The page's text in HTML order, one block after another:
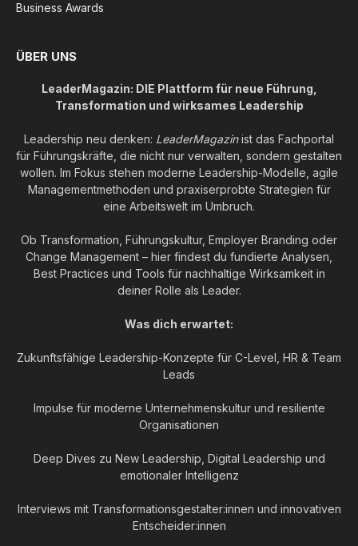
Business Awards
ÜBER UNS
LeaderMagazin: DIE Plattform für neue Führung,
Transformation und wirksames Leadership
Leadership neu denken: LeaderMagazinist das Fachportal
für Führungskräfte, die nicht nur verwalten, sondern gestalten
wollen. Im Fokus stehen moderne Leadership-Modelle, agile
Managementmethoden und praxiserprobte Strategien für
eine Arbeitswelt im Umbruch.
Ob Transformation, Führungskultur, Employer Branding oder
Change Management – hier findest du fundierte Analysen,
Best Practices und Tools für nachhaltige Wirksamkeit in
deiner Rolle als Leader.
Was dich erwartet:
Zukunftsfähige Leadership-Konzepte für C-Level, HR & Team
Leads
Impulse für moderne Unternehmenskultur und resiliente
Organisationen
Deep Dives zu New Leadership, Digital Leadership und
emotionaler Intelligenz
Interviews mit Transformationsgestalter:innen und innovativen
Entscheider:innen